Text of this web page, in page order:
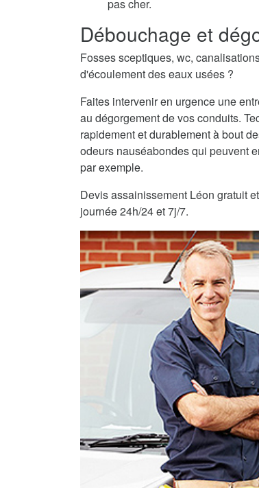
pas cher.
Débouchage et
Fosses sceptiques, wc,
d'écoulement des eaux usées ?
Faites intervenir en urgence une
au dégorgement de vos conduits.
rapidement et durablement à bout
odeurs nauséabondes qui peuvent
par exemple.
Devis assainissement Léon gratuit
journée 24h/24 et 7j/7.